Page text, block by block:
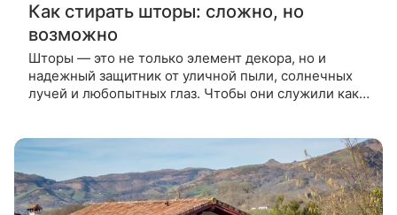
Как стирать шторы: сложно, но
возможно
Шторы — это не только элемент декора, но и
надежный защитник от уличной пыли, солнечных
лучей и любопытных глаз. Чтобы они служили как